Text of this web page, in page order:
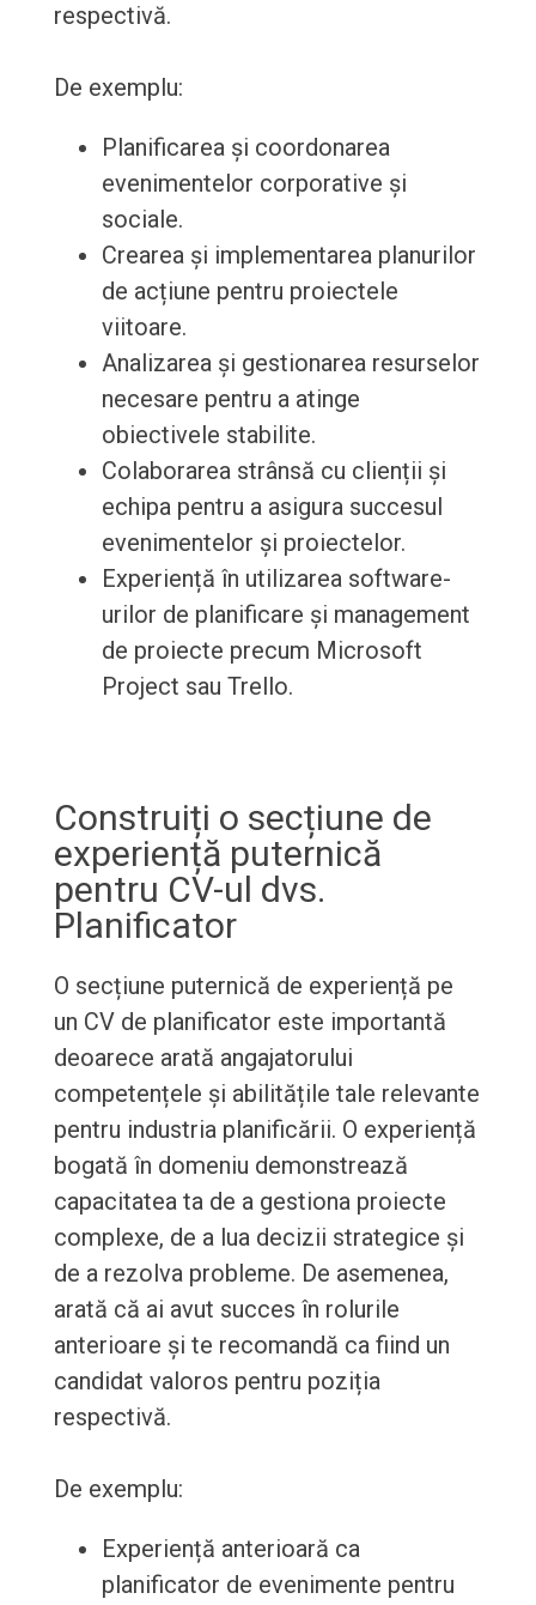
respectivă.
De exemplu:
Planificarea și coordonarea
evenimentelor corporative și
sociale.
Crearea și implementarea planurilor
de acțiune pentru proiectele
viitoare.
Analizarea și gestionarea resurselor
necesare pentru a atinge
obiectivele stabilite.
Colaborarea strânsă cu clienții și
echipa pentru a asigura succesul
evenimentelor și proiectelor.
Experiență în utilizarea software-
urilor de planificare și management
de proiecte precum Microsoft
Project sau Trello.
Construiți o secțiune de
experiență puternică
pentru CV-ul dvs.
Planificator
O secțiune puternică de experiență pe
un CV de planificator este importantă
deoarece arată angajatorului
competențele și abilitățile tale relevante
pentru industria planificării. O experiență
bogată în domeniu demonstrează
capacitatea ta de a gestiona proiecte
complexe, de a lua decizii strategice și
de a rezolva probleme. De asemenea,
arată că ai avut succes în rolurile
anterioare și te recomandă ca fiind un
candidat valoros pentru poziția
respectivă.
De exemplu:
Experiență anterioară ca
planificator de evenimente pentru